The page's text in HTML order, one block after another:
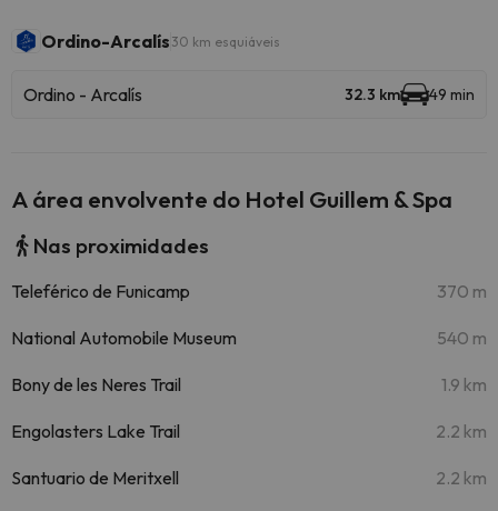
Ordino-Arcalís 30 km esquiáveis
Ordino - Arcalís 32.3 km 49 min
A área envolvente do Hotel Guillem & Spa
Nas proximidades
Teleférico de Funicamp 370 m
National Automobile Museum 540 m
Bony de les Neres Trail 1.9 km
Engolasters Lake Trail 2.2 km
Santuario de Meritxell 2.2 km